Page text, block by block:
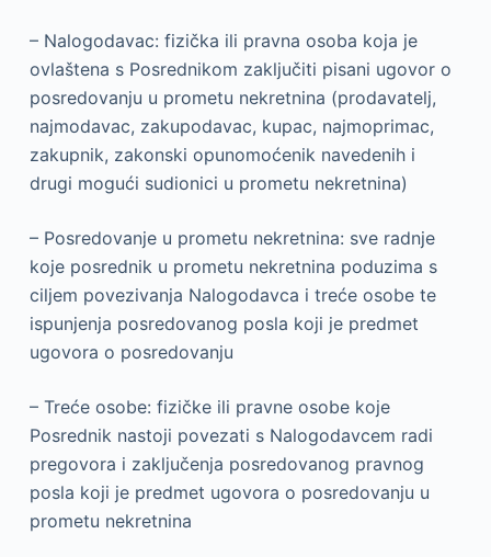
– Nalogodavac: fizička ili pravna osoba koja je
ovlaštena s Posrednikom zaključiti pisani ugovor o
posredovanju u prometu nekretnina (prodavatelj,
najmodavac, zakupodavac, kupac, najmoprimac,
zakupnik, zakonski opunomoćenik navedenih i
drugi mogući sudionici u prometu nekretnina)
– Posredovanje u prometu nekretnina: sve radnje
koje posrednik u prometu nekretnina poduzima s
ciljem povezivanja Nalogodavca i treće osobe te
ispunjenja posredovanog posla koji je predmet
ugovora o posredovanju
– Treće osobe: fizičke ili pravne osobe koje
Posrednik nastoji povezati s Nalogodavcem radi
pregovora i zaključenja posredovanog pravnog
posla koji je predmet ugovora o posredovanju u
prometu nekretnina